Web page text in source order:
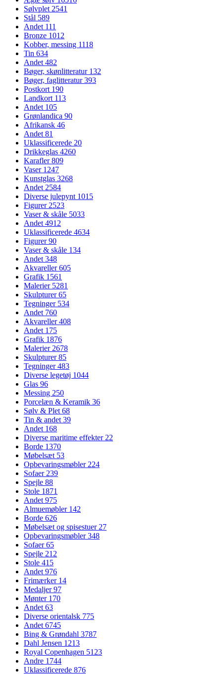
Sølvplet2541
Stål 589
Andet 111
Bronze 1012
Kobber, messing 1118
Tin 634
Andet482
Bøger, skønlitteratur 132
Bøger, faglitteratur393
Postkort 190
Landkort 113
Andet 105
Grønlandica 90
Afrikansk 46
Andet81
Uklassificerede 20
Drikkeglas 4260
Karafler809
Vaser 1247
Kunstglas 3268
Andet2584
Diverse julepynt 1015
Figurer2523
Vaser & skåle 5033
Andet4912
Uklassificerede 4634
Figurer90
Vaser & skåle 134
Andet348
Akvareller605
Grafik 1561
Malerier 5281
Skulpturer65
Tegninger 534
Andet 760
Akvareller408
Andet 175
Grafik 1876
Malerier2678
Skulpturer85
Tegninger483
Diverse legetøj 1044
Glas 96
Messing 250
Porcelæn & Keramik 36
Sølv & Plet68
Tin & andet39
Andet 168
Diverse maritime effekter22
Borde 1370
Møbelsæt 53
Opbevaringsmøbler224
Sofaer239
Spejle 88
Stole 1871
Andet975
Almuemøbler 142
Borde 626
Møbelsæt og spisestuer27
Opbevaringsmøbler348
Sofaer65
Spejle 212
Stole 415
Andet976
Frimærker 14
Medaljer97
Mønter 170
Andet63
Diverse orientalsk 775
Andet6745
Bing & Grøndahl 3787
Dahl Jensen 1213
Royal Copenhagen 5123
Andre 1744
Uklassificerede 876